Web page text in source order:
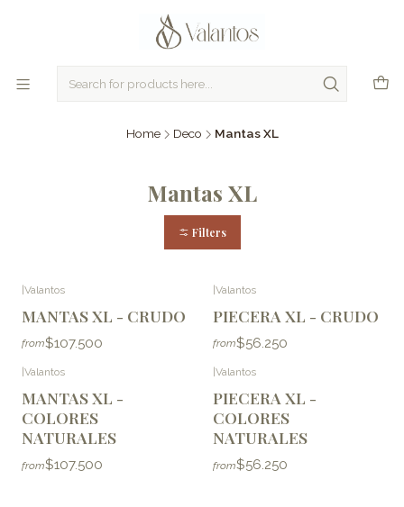
Home Deco Mantas XL
Mantas XL
Filters
|Valantos
MANTAS XL - CRUDO
from$107.500
|Valantos
PIECERA XL - CRUDO
from$56.250
Valantos
MANTAS XL -
COLORES
NATURALES
from$107.500
Valantos
PIECERA XL -
COLORES
NATURALES
from$56.250